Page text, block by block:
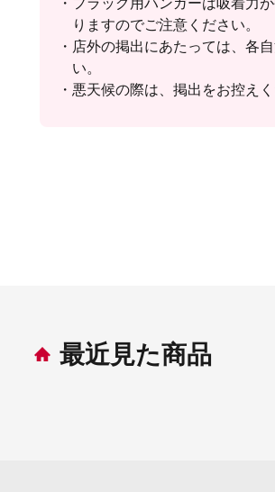
りますのでご注意ください。
店外の掲出にあたっては、各
い。
悪天候の際は、掲出をお控えく
最近見た商品